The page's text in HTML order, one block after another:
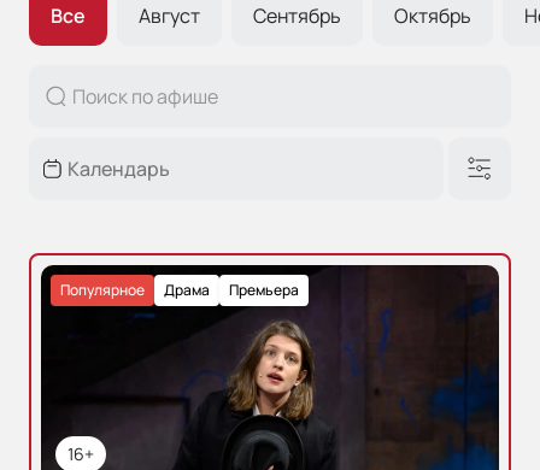
Все Август Сентябрь Октябрь
16+
Драма
Популярное Премьера